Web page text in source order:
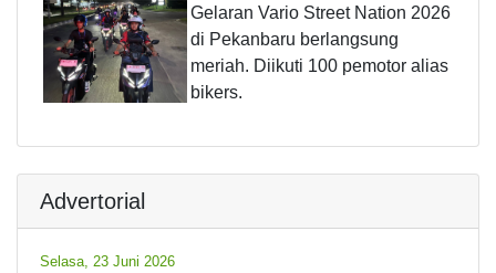
Gelaran Vario Street Nation 2026
di Pekanbaru berlangsung
meriah. Diikuti 100 pemotor alias
bikers.
Advertorial
Selasa, 23 Juni 2026